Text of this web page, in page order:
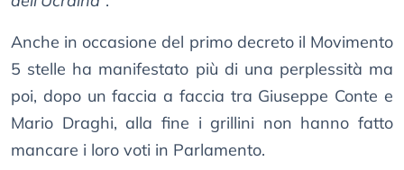
Anche in occasione del primo decreto il Movimento
5 stelle ha manifestato più di una perplessità ma
poi, dopo un faccia a faccia tra Giuseppe Conte e
Mario Draghi, alla fine i grillini non hanno fatto
mancare i loro voti in Parlamento.